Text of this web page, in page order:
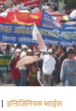
इन्डिजिनियस भ्वाईस